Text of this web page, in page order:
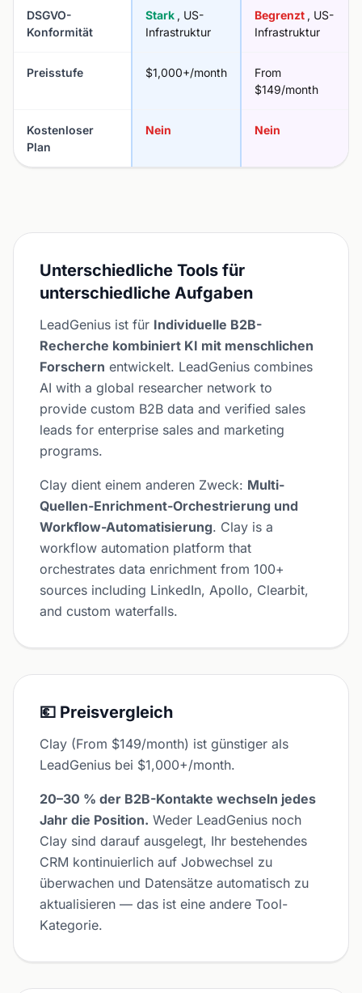
DSGVO-
Konformität
Stark , US-
Infrastruktur
Begrenzt , US-
Infrastruktur
Preisstufe $1,000+/month
From
$149/month
Kostenloser
Plan
Nein Nein
Unterschiedliche Tools für
unterschiedliche Aufgaben
LeadGenius ist für Individuelle B2B-
Recherche kombiniert KI mit menschlichen
Forschern entwickelt. LeadGenius combines
AI with a global researcher network to
provide custom B2B data and verified sales
leads for enterprise sales and marketing
programs.
Clay dient einem anderen Zweck: Multi-
Quellen-Enrichment-Orchestrierung und
Workflow-Automatisierung. Clay is a
workflow automation platform that
orchestrates data enrichment from 100+
sources including LinkedIn, Apollo, Clearbit,
and custom waterfalls.
💶 Preisvergleich
Clay (From $149/month) ist günstiger als
LeadGenius bei $1,000+/month.
20–30 % der B2B-Kontakte wechseln jedes
Jahr die Position. Weder LeadGenius noch
Clay sind darauf ausgelegt, Ihr bestehendes
CRM kontinuierlich auf Jobwechsel zu
überwachen und Datensätze automatisch zu
aktualisieren — das ist eine andere Tool-
Kategorie.